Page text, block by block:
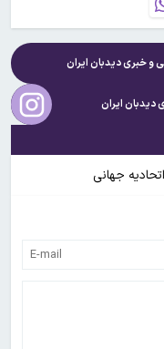
و خبریدیدبان ایران
دیدبان ایران
جهانی